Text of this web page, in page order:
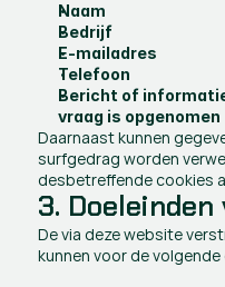
Naam
Bedrijf
E-mailadres
Telefoon
Bericht of
vraag is opgenomen
Daarnaast kunnen
surfgedrag worden
desbetreffende cookies
3.
De via deze website
kunnen voor de